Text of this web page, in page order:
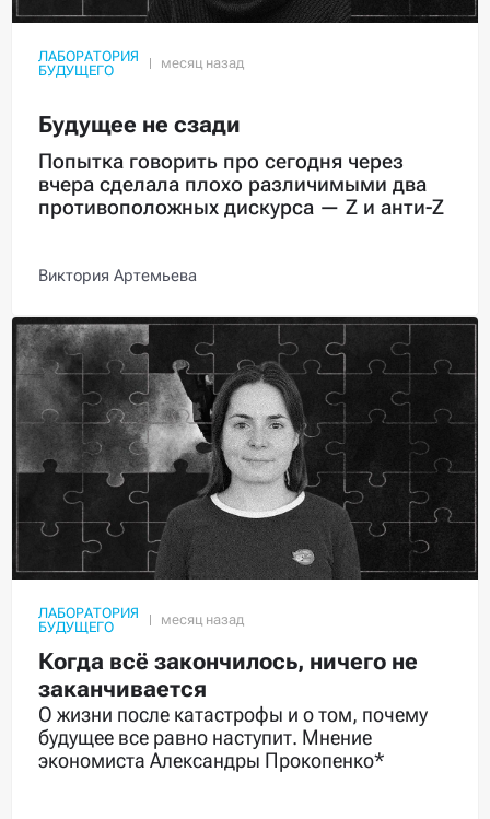
ЛАБОРАТОРИЯ
БУДУЩЕГО
Будущее не сзади
Попытка говорить про сегодня через
вчера сделала плохо различимыми два
противоположных дискурса — Z и анти-Z
Виктория Артемьева
ЛАБОРАТОРИЯ
БУДУЩЕГО
Когда всё закончилось, ничего не
заканчивается
О жизни после катастрофы и о том, почему
будущее все равно наступит. Мнение
экономиста Александры Прокопенко*